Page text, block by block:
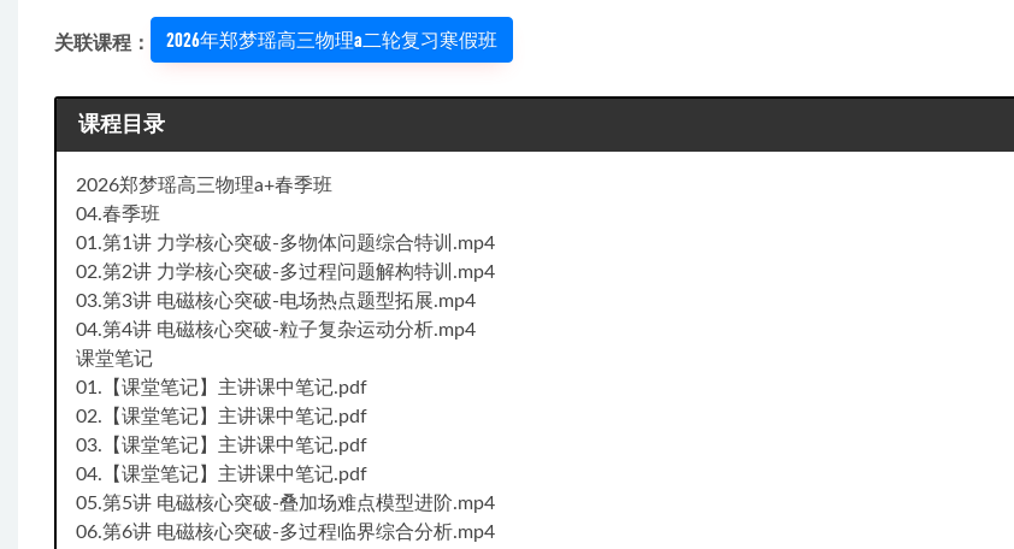
关联课程： 2026年郑梦瑶高三物理a二轮复习寒假班
课程目录
2026郑梦瑶高三物理a+春季班
04.春季班
01.第1讲 力学核心突破-多物体问题综合特训.mp4
02.第2讲 力学核心突破-多过程问题解构特训.mp4
03.第3讲 电磁核心突破-电场热点题型拓展.mp4
04.第4讲 电磁核心突破-粒子复杂运动分析.mp4
课堂笔记
01.【课堂笔记】主讲课中笔记.pdf
02.【课堂笔记】主讲课中笔记.pdf
03.【课堂笔记】主讲课中笔记.pdf
04.【课堂笔记】主讲课中笔记.pdf
05.第5讲 电磁核心突破-叠加场难点模型进阶.mp4
06.第6讲 电磁核心突破-多过程临界综合分析.mp4